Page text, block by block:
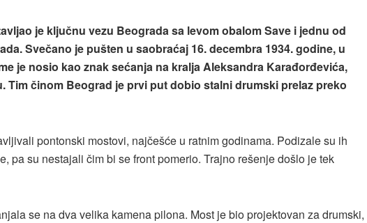
je ključnu vezu Beograda sa levom obalom Save i jednu od
Svečano je pušten u saobraćaj 16. decembra 1934. godine, u
je nosio kao znak sećanja na kralja Aleksandra Karađorđevića,
Tim činom Beograd je prvi put dobio stalni drumski prelaz preko
pontonski mostovi, najčešće u ratnim godinama. Podizale su ih
pa su nestajali čim bi se front pomerio. Trajno rešenje došlo je tek
se na dva velika kamena pilona. Most je bio projektovan za drumski,